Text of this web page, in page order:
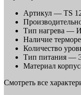
Артикул — TS
Тип нагрева —
Наличие
Количество
Тип питания —
Материал
Смотреть все